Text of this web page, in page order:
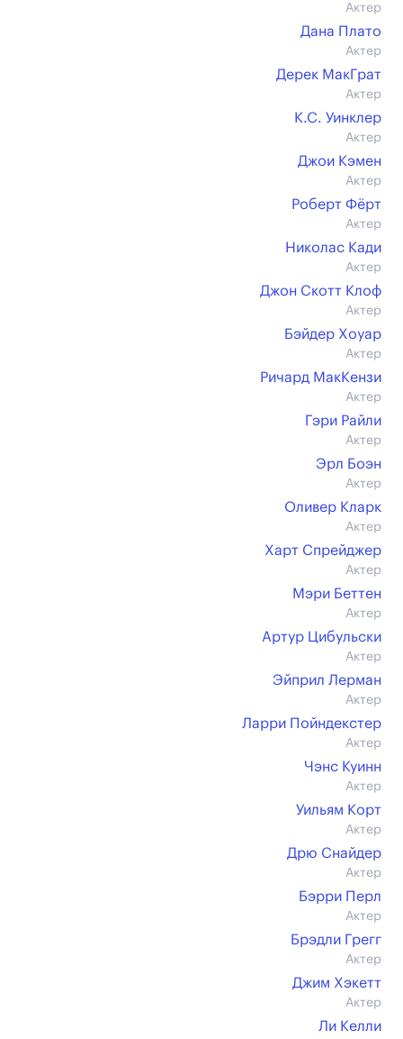
Актер
Дана Плато
Актер
Дерек МакГрат
Актер
К.С. Уинклер
Актер
Джои Кэмен
Актер
Роберт Фёрт
Актер
Николас Кади
Актер
Джон Скотт Клоф
Актер
Бэйдер Хоуар
Актер
Ричард МакКензи
Актер
Гэри Райли
Актер
Эрл Боэн
Актер
Оливер Кларк
Актер
Харт Спрейджер
Актер
Мэри Беттен
Актер
Артур Цибульски
Актер
Эйприл Лерман
Актер
Ларри Пойндекстер
Актер
Чэнс Куинн
Актер
Уильям Корт
Актер
Дрю Снайдер
Актер
Бэрри Перл
Актер
Брэдли Грегг
Актер
Джим Хэкетт
Актер
Ли Келли